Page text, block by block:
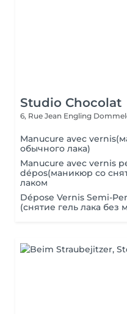
Studio Chocolat
6, Rue Jean Engling
Manucure avec
обычного лака)
Manucure avec vernis
dépos(маникюр со
лаком
Dépose Vernis Semi-
(снятие гель лака без